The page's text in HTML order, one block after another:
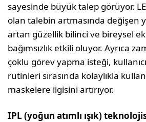
sayesinde büyük talep görüyor.
olan talebin artmasında değişen
artan güzellik bilinci ve bireysel
bağımsızlık etkili oluyor. Ayrıca
çoklu görev yapma isteği,
rutinleri sırasında kolaylıkla
maskelere ilgisini artırıyor.
IPL (yoğun atımlı ışık)